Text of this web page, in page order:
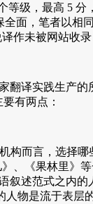
级，最高 5
面，笔者以相
作未被网站收
译实践生产
有两点：
而言，选择
、《果林里
述范式之内
物是流于表